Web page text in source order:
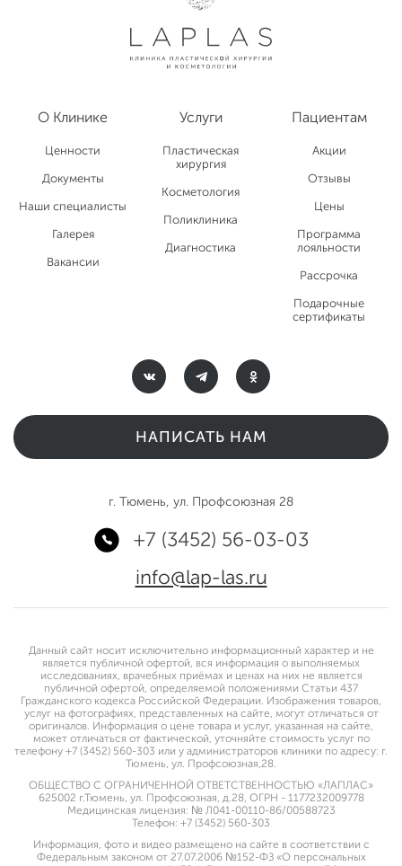
О Клинике
Ценности
Документы
Наши специалисты
Галерея
Вакансии
Услуги
Пластическая
хирургия
Косметология
Поликлиника
Диагностика
Пациентам
Акции
Отзывы
Цены
Программа
лояльности
Рассрочка
Подарочные
сертификаты
НАПИСАТЬ НАМ
г. Тюмень, ул. Профсоюзная 28
+7 (3452) 56-03-03
info@lap-las.ru
Данный сайт носит исключительно информационный характер и не
является публичной офертой, вся информация о выполняемых
исследованиях, врачебных приёмах и ценах на них не является
публичной офертой, определяемой положениями Статьи 437
Гражданского кодекса Российской Федерации. Изображения товаров,
услуг на фотографиях, представленных на сайте, могут отличаться от
оригиналов. Информация о цене товара и услуг, указанная на сайте,
может отличаться от фактической, уточняйте стоимость услуг по
телефону +7 (3452) 560-303 или у администраторов клиники по адресу: г.
Тюмень, ул. Профсоюзная,28.
ОБЩЕСТВО С ОГРАНИЧЕННОЙ ОТВЕТСТВЕННОСТЬЮ «ЛАПЛАС»
625002 г.Тюмень, ул. Профсоюзная, д.28, ОГРН - 1177232009778
Медицинская лицензия: № Л041-00110-86/00588723
Телефон: +7 (3452) 560-303
Информация, фото и видео размещено на сайте в соответствии с
Федеральным законом от 27.07.2006 №152-ФЗ «О персональных